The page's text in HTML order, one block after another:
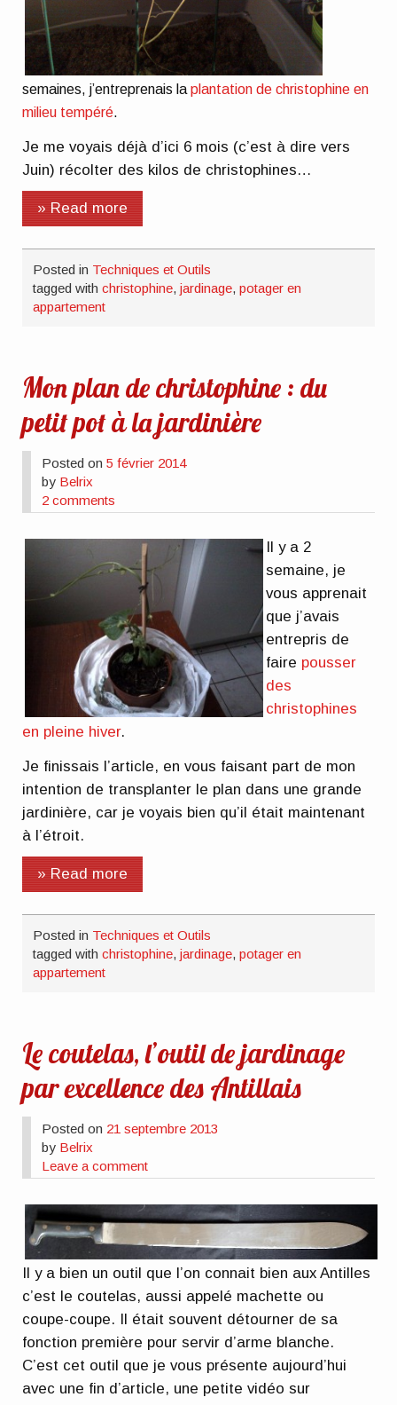
semaines, j’entreprenais laplantation de christophine en
milieu tempéré.
Je me voyais déjà d’ici 6 mois (c’est à dire vers
Juin) récolter des kilos de christophines…
» Read more
Posted in Techniques et Outils
tagged withchristophine,jardinage,potager en
appartement
Mon plan de christophine : du
petit pot à la jardinière
Posted on5 février 2014
by Belrix
2 comments
Il y a 2
semaine, je
vous apprenait
que j’avais
entrepris de
faire pousser
des
christophines
en pleine hiver.
Je finissais l’article, en vous faisant part de mon
intention de transplanter le plan dans une grande
jardinière, car je voyais bien qu’il était maintenant
à l’étroit.
» Read more
Posted in Techniques et Outils
tagged withchristophine,jardinage,potager en
appartement
Le coutelas, l’outil de jardinage
par excellence des Antillais
Posted on 21 septembre 2013
by Belrix
Leave a comment
Il y a bien un outil que l’on connait bien aux Antilles
c’est le coutelas, aussi appelé machette ou
coupe-coupe. Il était souvent détourner de sa
fonction première pour servir d’arme blanche.
C’est cet outil que je vous présente aujourd’hui
avec une fin d’article, une petite vidéo sur